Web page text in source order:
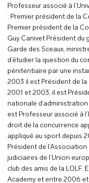
Professeur associé à
: Premier président de la
Premier président de la
Guy Canivet Président du
Garde des Sceaux,
d’étudier la question du
pénitentiaire par une
2003 il est Président de
2001 et 2003, il est
nationale
est Professeur associé à
droit de la concurrence
appliqué au sport depuis
Président de
judiciaires de l’Union
club des amis de la LOLF.
Academy et entre 2006